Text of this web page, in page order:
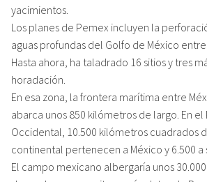
yacimientos.
Los planes de Pemex incluyen la
aguas profundas del Golfo de México entre
Hasta ahora, ha taladrado 16 sitios y tres
horadación.
En esa zona, la frontera marítima entre
abarca unos 850 kilómetros de largo. En
Occidental, 10.500 kilómetros cuadrados
continental pertenecen a México y 6.500 a
El campo mexicano albergaría unos